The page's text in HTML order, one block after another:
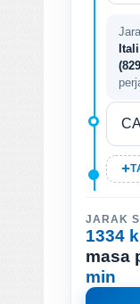
JARAK
1334
masa
min